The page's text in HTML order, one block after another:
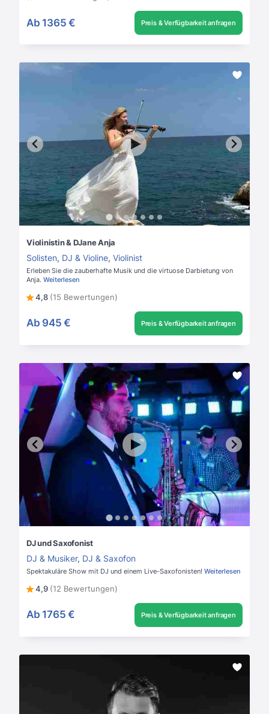
Ab 1365 € Preis & Verfügbarkeit anfragen
Violinistin & DJane Anja
Solisten, DJ & Violine, Violinist
Erleben Sie die zauberhafte Musik und die virtuose Darbietung von
Anja. Weiterlesen
4,8 (15 Bewertungen)
Ab 945 € Preis & Verfügbarkeit anfragen
DJ und Saxofonist
DJ & Musiker, DJ & Saxofon
Spektakuläre Show mit DJ und einem Live-Saxofonisten! Weiterlesen
4,9 (12 Bewertungen)
Ab 1765 € Preis & Verfügbarkeit anfragen